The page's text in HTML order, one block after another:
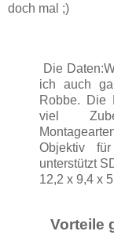
doch mal ;)
Die
ich auch
Robbe. Die
viel
Objektiv
unterstützt
12,2 x 9,4 x
Vorteile